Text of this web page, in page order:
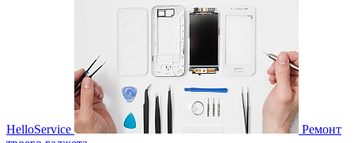
HelloService
Ремонт